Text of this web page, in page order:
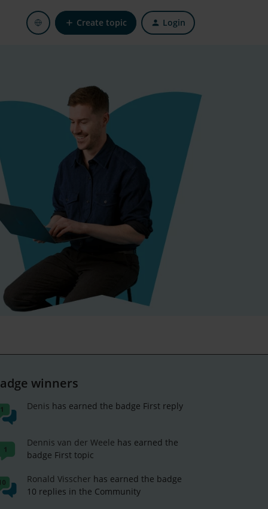
Create topic Login
winners
Denis has earned the badge First reply
Dennis van der Weele has earned the
badge First topic
Ronald Visscher has earned the badge
10 replies in the Community